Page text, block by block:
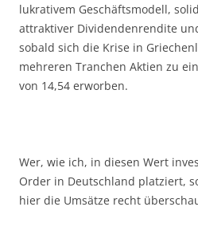
lukrativem Geschäftsmodell,
attraktiver Dividendenrendite
sobald sich die Krise in
mehreren Tranchen Aktien zu
von 14,54 erworben.
Wer, wie ich, in diesen Wert
Order in Deutschland platziert,
hier die Umsätze recht